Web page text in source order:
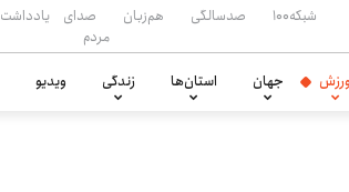
شبکه۱۰۰ صدسالگی هم‌زبان
صدای
مردم
یادداشت
ورزش جهان استان‌ها زندگی ویدیو